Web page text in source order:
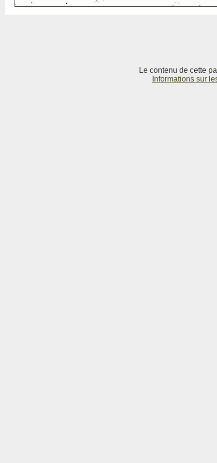
Le contenu de cette
Informations sur